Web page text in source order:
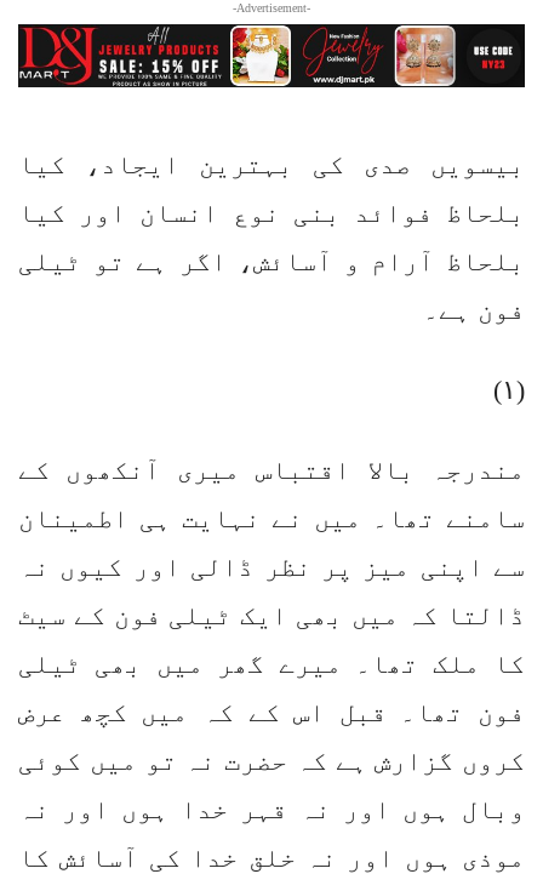
-Advertisement-
بیسویں صدی کی بہترین ایجاد، کیا
بلحاظ فوائد بنی نوع انسان اور کیا
بلحاظ آرام و آسائش، اگر ہے تو ٹیلی
فون ہے۔
(۱)
مندرجہ بالا اقتباس میری آنکھوں کے
سامنے تھا۔ میں نے نہایت ہی اطمینان
سے اپنی میز پر نظر ڈالی اور کیوں نہ
ڈالتا کہ میں بھی ایک ٹیلی فون کے سیٹ
کا ملک تھا۔ میرے گھر میں بھی ٹیلی
فون تھا۔ قبل اس کے کہ میں کچھ عرض
کروں گزارش ہے کہ حضرت نہ تو میں کوئی
وبال ہوں اور نہ قہر خدا ہوں اور نہ
موذی ہوں اور نہ خلق خدا کی آسائش کا